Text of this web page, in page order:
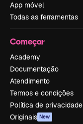
App móvel
Todas as ferramentas
Começar
Academy
Documentação
Atendimento
Termos e condições
Política de privacidade
Originais New